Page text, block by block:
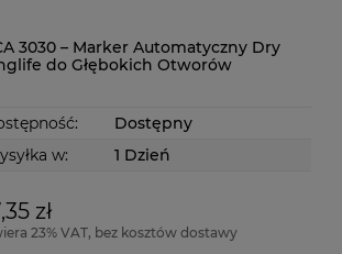
3030 – Marker Automatyczny Dry
do Głębokich Otworów
Dostępny
w:
1 Dzień
zł
23% VAT, bez kosztów dostawy